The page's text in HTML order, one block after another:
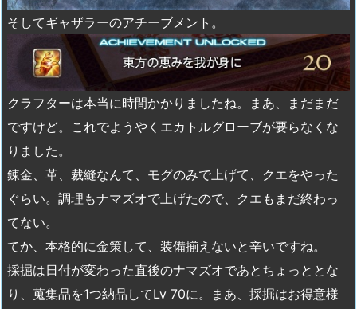
そしてギャザラーのアチーブメント。
クラフターは本当に時間かかりましたね。まあ、まだまだ
ですけど。これでようやくエカトルグローブが要らなくな
りました。
錬金、革、裁縫なんて、モグのみで上げて、クエをやった
ぐらい。調理もナマズオで上げたので、クエもまだ終わっ
てない。
てか、本格的に金策して、装備揃えないと辛いですね。
採掘は日付が変わった直後のナマズオであとちょっととな
り、蒐集品を1つ納品してLv 70に。まあ、採掘はお得意様